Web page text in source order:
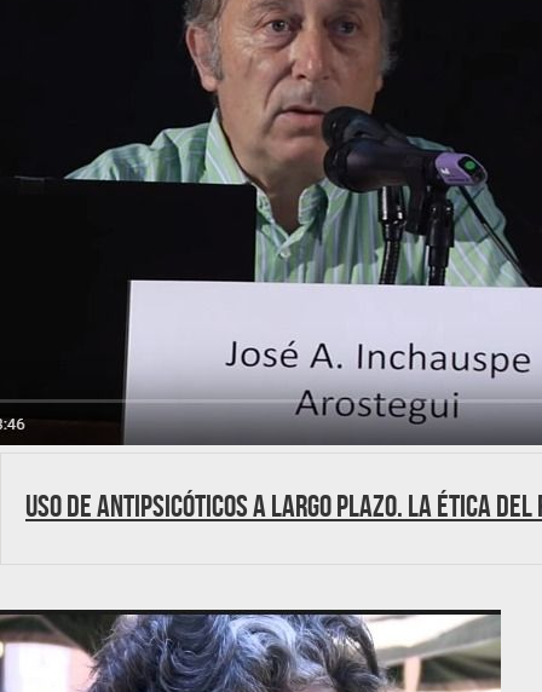
Uso de antipsicóticos a largo plazo. La ética del